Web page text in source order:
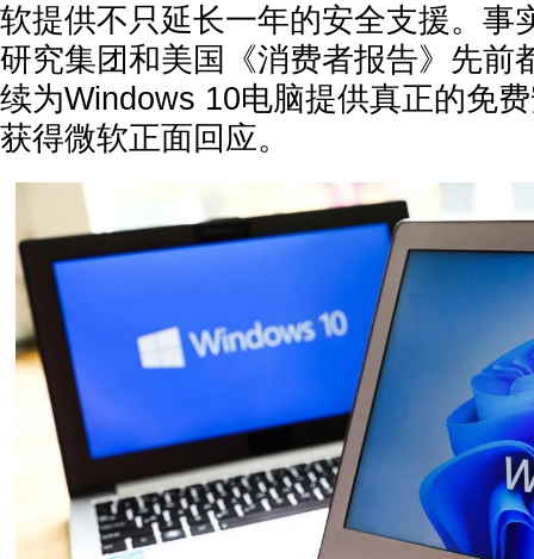
软提供不只延长一年的安全支援。事
研究集团和美国《消费者报告》先前
续为Windows 10电脑提供真正的免
获得微软正面回应。